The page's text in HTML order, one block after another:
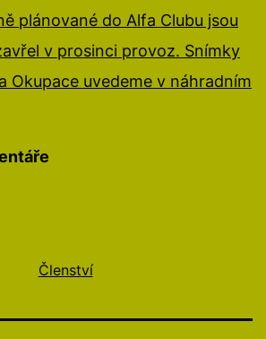
plánované do Alfa Clubu jsou
v prosinci provoz. Snímky
Okupace uvedeme v náhradním
Členství